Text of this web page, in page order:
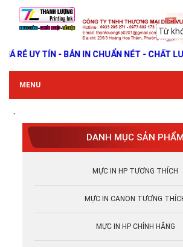
UY TÍN - BẢN IN CHUẨN NÉT - CHẤT
MENU
`
DANH MỤC SẢN PHẨM
MỰC IN HP TƯƠNG THÍCH
MỰC IN CANON TƯƠNG
MỰC IN HP CHÍNH HÃNG